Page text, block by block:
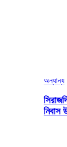
অন্যান্য
নিবাস